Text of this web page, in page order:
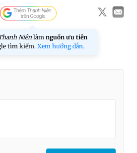
Niên làm nguồn ưu tiên
tìm kiếm.Xem hướng dẫn.